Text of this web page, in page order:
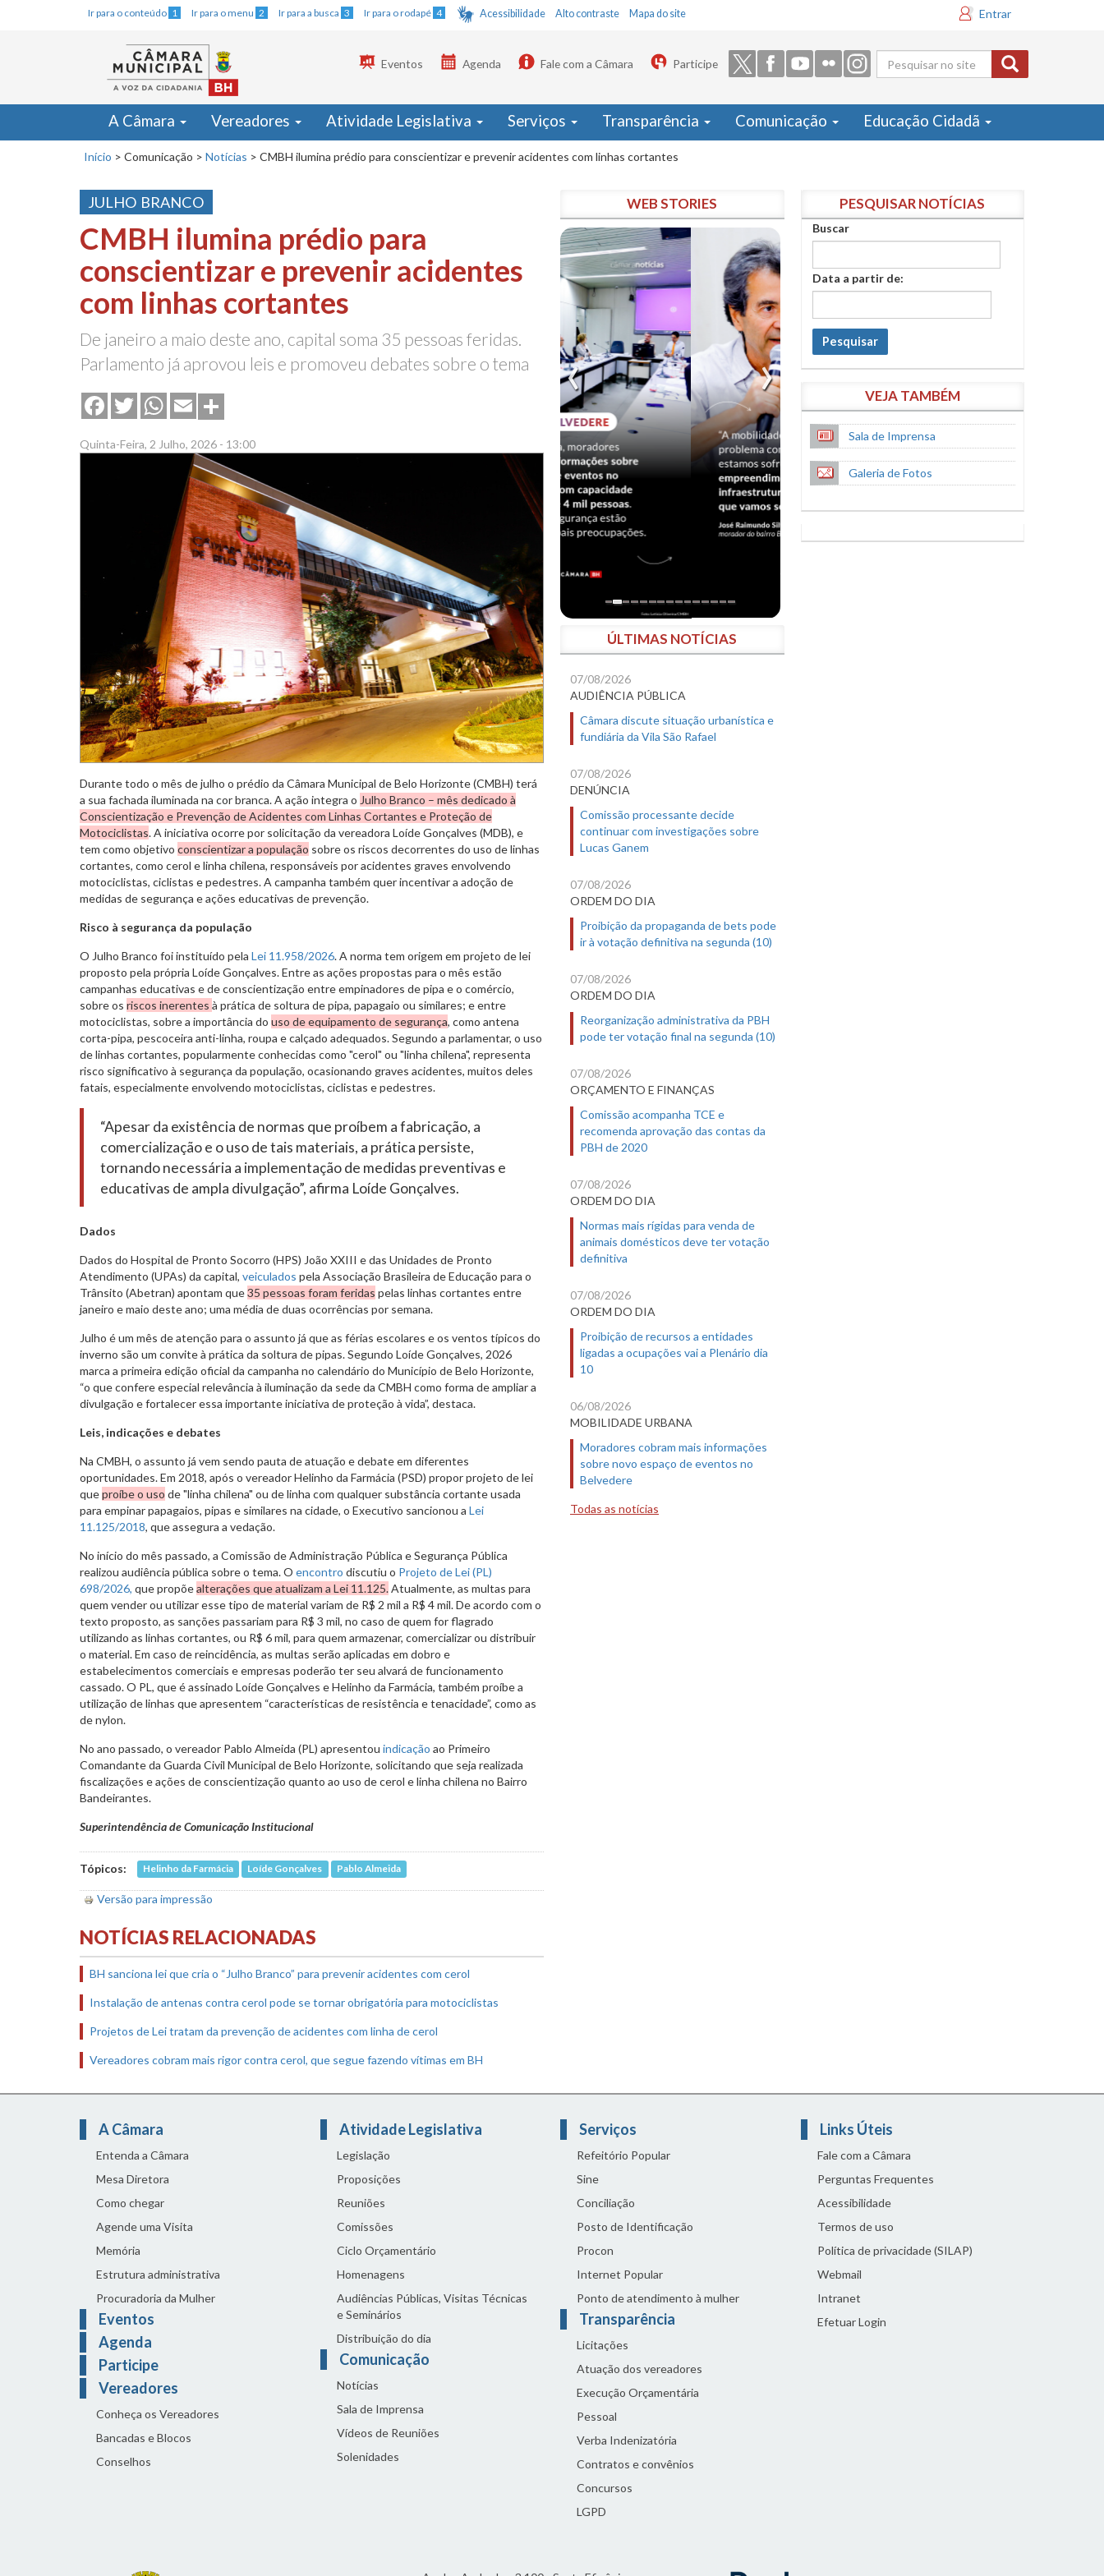
Ir para o conteúdo 1 Ir para o menu 2 Ir para a busca 3 Ir para o rodapé 4 Acessibilidade Alto contraste Mapa do site Entrar
Formulário
de busca
Eventos Agenda Fale com a Câmara Participe
A Câmara Vereadores Atividade Legislativa Serviços Transparência Comunicação Educação Cidadã
Início > Comunicação > Notícias > CMBH ilumina prédio para conscientizar e prevenir acidentes com linhas cortantes
JULHO BRANCO
CMBH ilumina prédio para
conscientizar e prevenir acidentes
com linhas cortantes
De janeiro a maio deste ano, capital soma 35 pessoas feridas.
Parlamento já aprovou leis e promoveu debates sobre o tema
FacebookTwitterWhatsApp
Email
Quinta-Feira, 2 Julho, 2026 - 13:00
Durante todo o mês de julho o prédio da Câmara Municipal de Belo Horizonte (CMBH) terá
a sua fachada iluminada na cor branca. A ação integra o Julho Branco – mês dedicado à
Conscientização e Prevenção de Acidentes com Linhas Cortantes e Proteção de
Motociclistas. A iniciativa ocorre por solicitação da vereadora Loíde Gonçalves (MDB), e
tem como objetivo conscientizar a população sobre os riscos decorrentes do uso de linhas
cortantes, como cerol e linha chilena, responsáveis por acidentes graves envolvendo
motociclistas, ciclistas e pedestres. A campanha também quer incentivar a adoção de
medidas de segurança e ações educativas de prevenção.
Risco à segurança da população
O Julho Branco foi instituído pela Lei 11.958/2026. A norma tem origem em projeto de lei
proposto pela própria Loíde Gonçalves. Entre as ações propostas para o mês estão
campanhas educativas e de conscientização entre empinadores de pipa e o comércio,
sobre os riscos inerentes à prática de soltura de pipa, papagaio ou similares; e entre
motociclistas, sobre a importância do uso de equipamento de segurança, como antena
corta-pipa, pescoceira anti-linha, roupa e calçado adequados. Segundo a parlamentar, o uso
de linhas cortantes, popularmente conhecidas como "cerol" ou "linha chilena", representa
risco significativo à segurança da população, ocasionando graves acidentes, muitos deles
fatais, especialmente envolvendo motociclistas, ciclistas e pedestres.
“Apesar da existência de normas que proíbem a fabricação, a
comercialização e o uso de tais materiais, a prática persiste,
tornando necessária a implementação de medidas preventivas e
educativas de ampla divulgação”, afirma Loíde Gonçalves.
Dados
Dados do Hospital de Pronto Socorro (HPS) João XXIII e das Unidades de Pronto
Atendimento (UPAs) da capital, veiculados pela Associação Brasileira de Educação para o
Trânsito (Abetran) apontam que35 pessoas foram feridas pelas linhas cortantes entre
janeiro e maio deste ano; uma média de duas ocorrências por semana.
Julho é um mês de atenção para o assunto já que as férias escolares e os ventos típicos do
inverno são um convite à prática da soltura de pipas. Segundo Loíde Gonçalves, 2026
marca a primeira edição oficial da campanha no calendário do Município de Belo Horizonte,
“o que confere especial relevância à iluminação da sede da CMBH como forma de ampliar a
divulgação e fortalecer essa importante iniciativa de proteção à vida”, destaca.
Leis, indicações e debates
Na CMBH, o assunto já vem sendo pauta de atuação e debate em diferentes
oportunidades. Em 2018, após o vereador Helinho da Farmácia (PSD) propor projeto de lei
queproíbe o uso de "linha chilena" ou de linha com qualquer substância cortante usada
para empinar papagaios, pipas e similares na cidade, o Executivo sancionou a Lei
11.125/2018, que assegura a vedação.
No início do mês passado, a Comissão de Administração Pública e Segurança Pública
realizou audiência pública sobre o tema. O encontro discutiu o Projeto de Lei (PL)
698/2026, que propõealterações que atualizam a Lei 11.125.Atualmente, as multas para
quem vender ou utilizar esse tipo de material variam de R$ 2 mil a R$ 4 mil. De acordo com o
texto proposto, as sanções passariam para R$ 3 mil, no caso de quem for flagrado
utilizando as linhas cortantes, ou R$ 6 mil, para quem armazenar, comercializar ou distribuir
o material. Em caso de reincidência, as multas serão aplicadas em dobro e
estabelecimentos comerciais e empresas poderão ter seu alvará de funcionamento
cassado. O PL, que é assinado Loíde Gonçalves e Helinho da Farmácia, também proíbe a
utilização de linhas que apresentem “características de resistência e tenacidade”, como as
de nylon.
No ano passado, o vereador Pablo Almeida (PL) apresentou indicação ao Primeiro
Comandante da Guarda Civil Municipal de Belo Horizonte, solicitando que seja realizada
fiscalizações e ações de conscientização quanto ao uso de cerol e linha chilena no Bairro
Bandeirantes.
Superintendência de Comunicação Institucional
Tópicos: Helinho da Farmácia Loíde Gonçalves Pablo Almeida
Versão para impressão
NOTÍCIAS RELACIONADAS
BH sanciona lei que cria o “Julho Branco” para prevenir acidentes com cerol
Instalação de antenas contra cerol pode se tornar obrigatória para motociclistas
Projetos de Lei tratam da prevenção de acidentes com linha de cerol
Vereadores cobram mais rigor contra cerol, que segue fazendo vítimas em BH
WEB STORIES
ÚLTIMAS NOTÍCIAS
07/08/2026
AUDIÊNCIA PÚBLICA
Câmara discute situação urbanística e
fundiária da Vila São Rafael
07/08/2026
DENÚNCIA
Comissão processante decide
continuar com investigações sobre
Lucas Ganem
07/08/2026
ORDEM DO DIA
Proibição da propaganda de bets pode
ir à votação definitiva na segunda (10)
07/08/2026
ORDEM DO DIA
Reorganização administrativa da PBH
pode ter votação final na segunda (10)
07/08/2026
ORÇAMENTO E FINANÇAS
Comissão acompanha TCE e
recomenda aprovação das contas da
PBH de 2020
07/08/2026
ORDEM DO DIA
Normas mais rígidas para venda de
animais domésticos deve ter votação
definitiva
07/08/2026
ORDEM DO DIA
Proibição de recursos a entidades
ligadas a ocupações vai a Plenário dia
10
06/08/2026
MOBILIDADE URBANA
Moradores cobram mais informações
sobre novo espaço de eventos no
Belvedere
Todas as notícias
PESQUISAR NOTÍCIAS
Buscar
Data a partir de:
Pesquisar
VEJA TAMBÉM
Sala de Imprensa
Galeria de Fotos
A Câmara
Entenda a Câmara
Mesa Diretora
Como chegar
Agende uma Visita
Memória
Estrutura administrativa
Procuradoria da Mulher
Eventos
Agenda
Participe
Vereadores
Conheça os Vereadores
Bancadas e Blocos
Conselhos
Atividade Legislativa
Legislação
Proposições
Reuniões
Comissões
Ciclo Orçamentário
Homenagens
Audiências Públicas, Visitas Técnicas
e Seminários
Distribuição do dia
Comunicação
Notícias
Sala de Imprensa
Vídeos de Reuniões
Solenidades
Serviços
Refeitório Popular
Sine
Conciliação
Posto de Identificação
Procon
Internet Popular
Ponto de atendimento à mulher
Transparência
Licitações
Atuação dos vereadores
Execução Orçamentária
Pessoal
Verba Indenizatória
Contratos e convênios
Concursos
LGPD
Links Úteis
Fale com a Câmara
Perguntas Frequentes
Acessibilidade
Termos de uso
Política de privacidade (SILAP)
Webmail
Intranet
Efetuar Login